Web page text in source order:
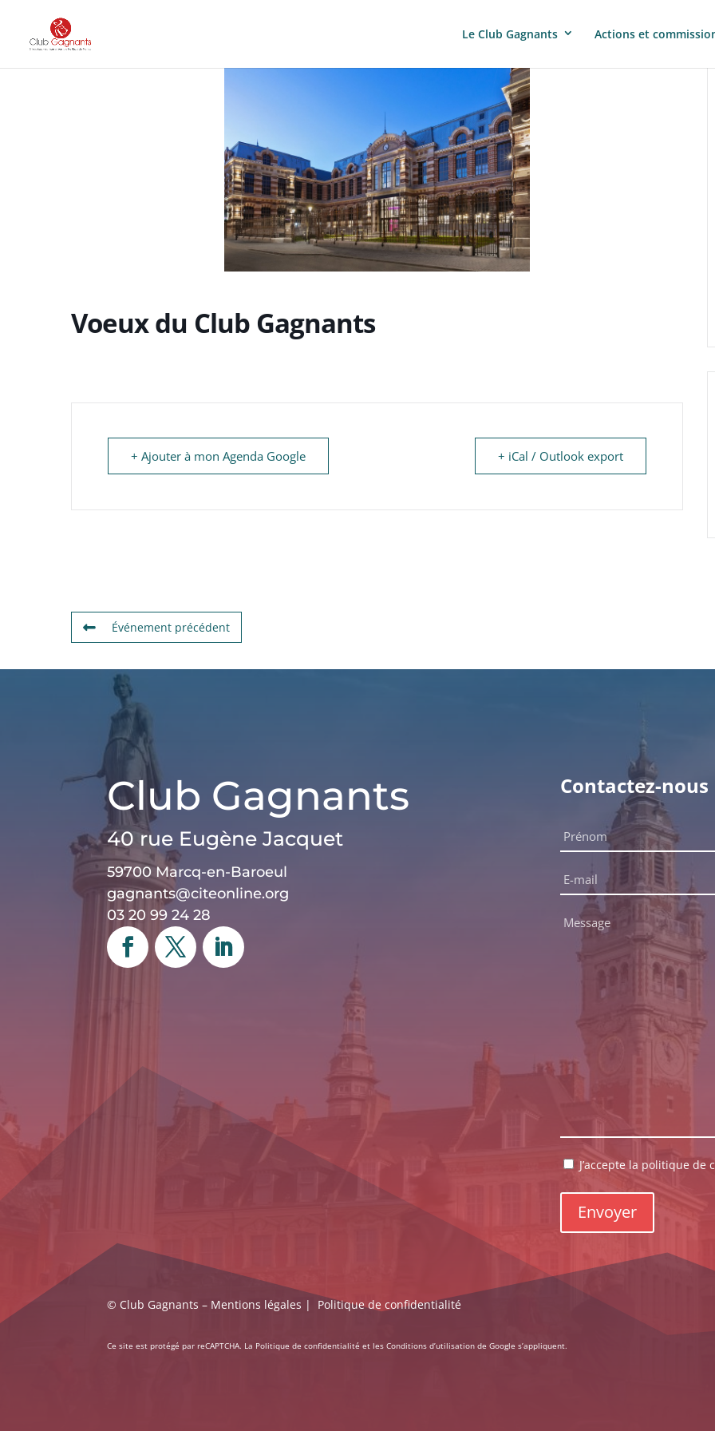
Le Club Gagnants Actions et
Voeux du Club Gagnants
+ Ajouter à mon Agenda Google + iCal / Outlook export
Événement précédent
Club Gagnants
40 rue Eugène Jacquet
59700 Marcq-en-Baroeul
gagnants@citeonline.org
03 20 99 24 28
Contactez-nous
Nom
complet
E-
mail
Message
RGPDJ’accepte la politique de
© Club Gagnants – Mentions légales | Politique de confidentialité
Ce site est protégé par reCAPTCHA. La Politique de confidentialité et lesConditions d’utilisation de Google s’appliquent.